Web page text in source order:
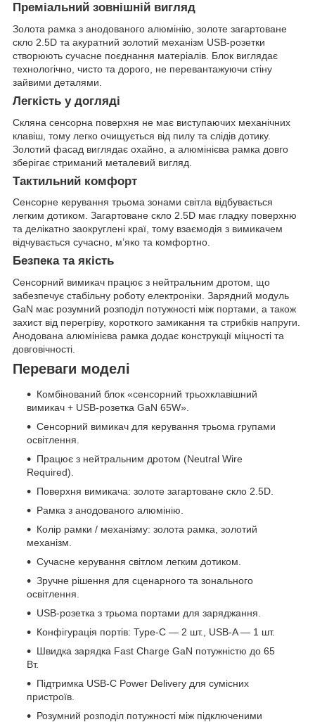
Преміальний зовнішній вигляд
Золота рамка з анодованого алюмінію, золоте загартоване
скло 2.5D та акуратний золотий механізм USB-розетки
створюють сучасне поєднання матеріалів. Блок виглядає
технологічно, чисто та дорого, не перевантажуючи стіну
зайвими деталями.
Легкість у догляді
Скляна сенсорна поверхня не має виступаючих механічних
клавіш, тому легко очищується від пилу та слідів дотику.
Золотий фасад виглядає охайно, а алюмінієва рамка довго
зберігає стриманий металевий вигляд.
Тактильний комфорт
Сенсорне керування трьома зонами світла відбувається
легким дотиком. Загартоване скло 2.5D має гладку поверхню
та делікатно заокруглені краї, тому взаємодія з вимикачем
відчувається сучасно, м’яко та комфортно.
Безпека та якість
Сенсорний вимикач працює з нейтральним дротом, що
забезпечує стабільну роботу електроніки. Зарядний модуль
GaN має розумний розподіл потужності між портами, а також
захист від перегріву, короткого замикання та стрибків напруги.
Анодована алюмінієва рамка додає конструкції міцності та
довговічності.
Переваги моделі
Комбінований блок «сенсорний трьохклавішний
вимикач + USB-розетка GaN 65W».
Сенсорний вимикач для керування трьома групами
освітлення.
Працює з нейтральним дротом (Neutral Wire
Required).
Поверхня вимикача: золоте загартоване скло 2.5D.
Рамка з анодованого алюмінію.
Колір рамки / механізму: золота рамка, золотий
механізм.
Сучасне керування світлом легким дотиком.
Зручне рішення для сценарного та зонального
освітлення.
USB-розетка з трьома портами для заряджання.
Конфігурація портів: Type-C — 2 шт., USB-A — 1 шт.
Швидка зарядка Fast Charge GaN потужністю до 65
Вт.
Підтримка USB-C Power Delivery для сумісних
пристроїв.
Розумний розподіл потужності між підключеними